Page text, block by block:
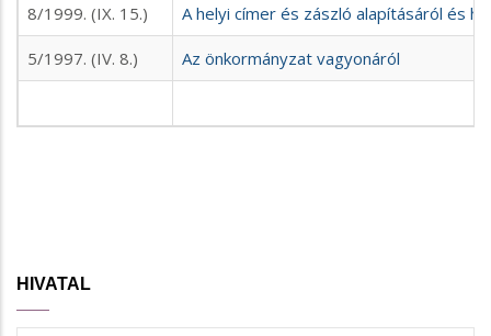
8/1999. (IX. 15.) A helyi címer és zászló alapításáról és
5/1997. (IV. 8.) Az önkormányzat vagyonáról
HIVATAL